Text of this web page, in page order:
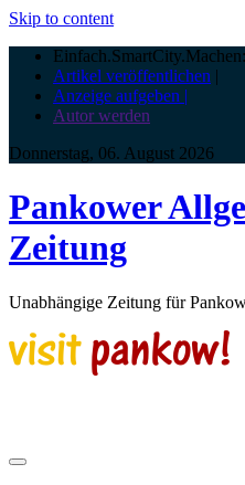
Skip to content
Artikel veröffentlichen |
Anzeige aufgeben |
Autor werden
Donnerstag, 06. August 2026
Pankower
Zeitung
Unabhängige Zeitung für